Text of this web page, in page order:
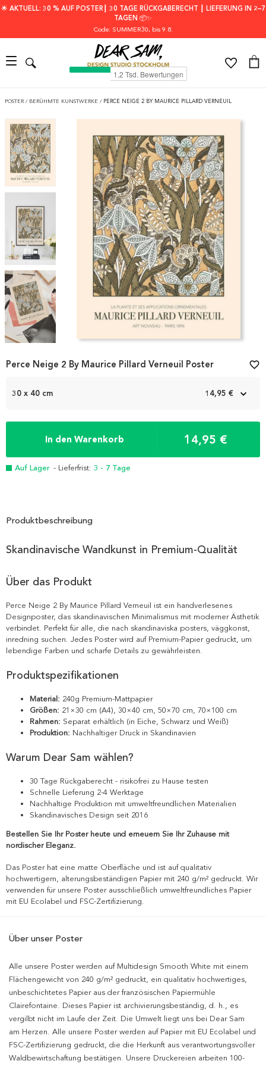
🌟 AKTUELL: 30 % AUF POSTER┃ 30 TAGE RÜCKGABERECHT ┃ LIEFERUNG IN 2–7
TAGEN 📦✨
Code: SUMMER30, bis 9.8.
POSTER / BERÜHMTE KUNSTWERKE / PERCE NEIGE 2 BY MAURICE PILLARD VERNEUIL
1
30 x 40 cm 14,95 €
In den Warenkorb 14,95 €
Auf Lager - Lieferfrist: 3 - 7 Tage
Perce Neige 2 By Maurice Pillard Verneuil Poster favorite_border
Produktbeschreibung
Skandinavische Wandkunst in Premium-Qualität
Über das Produkt
Perce Neige 2 By Maurice Pillard Verneuil ist ein handverlesenes
Designposter, das skandinavischen Minimalismus mit moderner Ästhetik
verbindet. Perfekt für alle, die nach skandinaviska posters, väggkonst,
inredning suchen. Jedes Poster wird auf Premium-Papier gedruckt, um
lebendige Farben und scharfe Details zu gewährleisten.
Produktspezifikationen
Material: 240g Premium-Mattpapier
Größen: 21×30 cm (A4), 30×40 cm, 50×70 cm, 70×100 cm
Rahmen: Separat erhältlich (in Eiche, Schwarz und Weiß)
Produktion: Nachhaltiger Druck in Skandinavien
Warum Dear Sam wählen?
30 Tage Rückgaberecht - risikofrei zu Hause testen
Schnelle Lieferung 2-4 Werktage
Nachhaltige Produktion mit umweltfreundlichen Materialien
Skandinavisches Design seit 2016
Bestellen Sie Ihr Poster heute und erneuern Sie Ihr Zuhause mit
nordischer Eleganz.
Das Poster hat eine matte Oberfläche und ist auf qualitativ
hochwertigem, alterungsbeständigen Papier mit 240 g/m² gedruckt. Wir
verwenden für unsere Poster ausschließlich umweltfreundliches Papier
mit EU Ecolabel und FSC-Zertifizierung.
Über unser Poster
Alle unsere Poster werden auf Multidesign Smooth White mit einem
Flächengewicht von 240 g/m² gedruckt, ein qualitativ hochwertiges,
unbeschichtetes Papier aus der französischen Papiermühle
Clairefontaine. Dieses Papier ist archivierungsbeständig, d. h., es
vergilbt nicht im Laufe der Zeit. Die Umwelt liegt uns bei Dear Sam
am Herzen. Alle unsere Poster werden auf Papier mit EU Ecolabel und
FSC-Zertifizierung gedruckt, die die Herkunft aus verantwortungsvoller
Waldbewirtschaftung bestätigen. Unsere Druckereien arbeiten 100-